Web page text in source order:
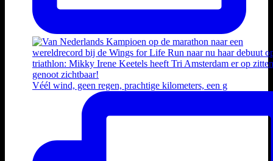
Véél wind, geen regen, prachtige kilometers, een g